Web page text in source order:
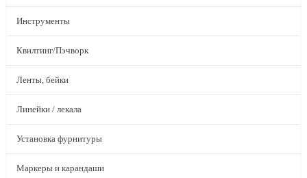
Инструменты
Квилтинг/Пэчворк
Ленты, бейки
Линейки / лекала
Установка фурнитуры
Маркеры и карандаши